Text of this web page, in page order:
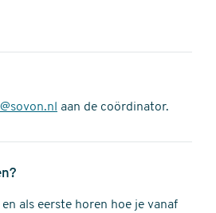
aan de coördinator.
als eerste horen hoe je vanaf